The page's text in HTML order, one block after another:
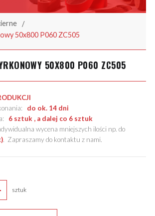
50x800 P060 ZC505
50X800 P060 ZC505
do ok. 14 dni
6 sztuk , a dalej co 6 sztuk
wycena mniejszych ilości np. do
. Zapraszamy do kontaktu z nami.
sztuk